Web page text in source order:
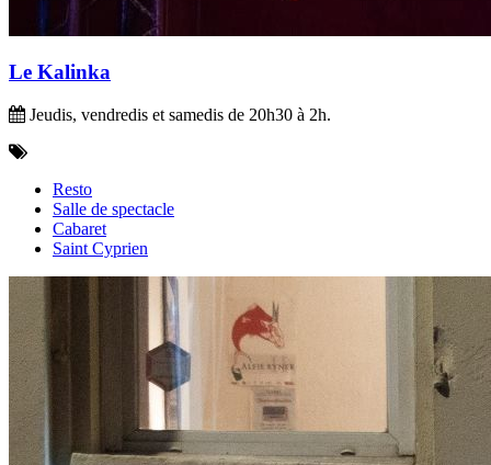
Le Kalinka
Jeudis, vendredis et samedis de 20h30 à 2h.
Resto
Salle de spectacle
Cabaret
Saint Cyprien